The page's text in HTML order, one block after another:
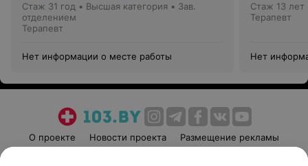
Стаж 31 год • Высшая категория • Зав.
отделением
Терапевт
Нет информации о месте работы
Стаж 13 лет
Терапевт
Нет
О проекте Новости проекта
Размещение рекламы